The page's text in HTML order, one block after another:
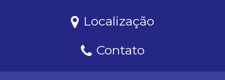
Localização
Contato